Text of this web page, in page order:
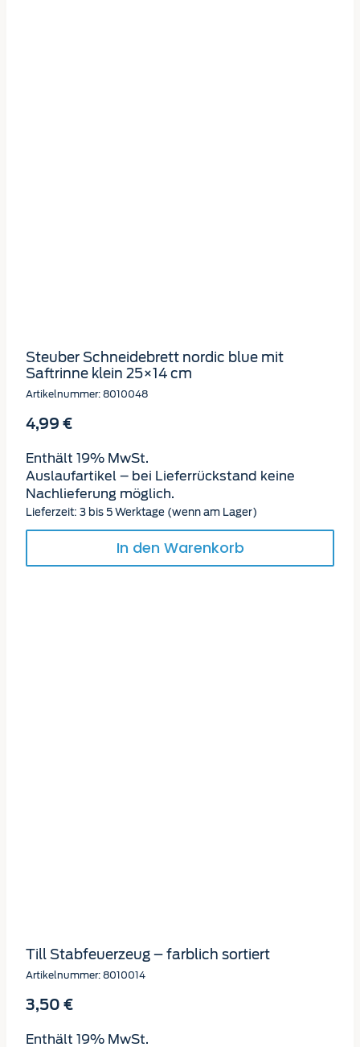
Steuber Schneidebrett nordic blue mit
Saftrinne klein 25×14 cm
Artikelnummer: 8010048
4,99 €
Enthält 19% MwSt.
Auslaufartikel – bei Lieferrückstand keine
Nachlieferung möglich.
Lieferzeit: 3 bis 5 Werktage (wenn am Lager)
In den Warenkorb
Till Stabfeuerzeug – farblich sortiert
Artikelnummer: 8010014
3,50 €
Enthält 19% MwSt.